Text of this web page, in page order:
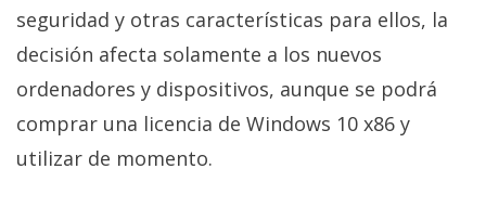
Legal
El medio de
digital donde
encontrarás
seguridad y otras características para ellos, la
decisión afecta solamente a los nuevos
ordenadores y dispositivos, aunque se podrá
comprar una licencia de Windows 10 x86 y
utilizar de momento.